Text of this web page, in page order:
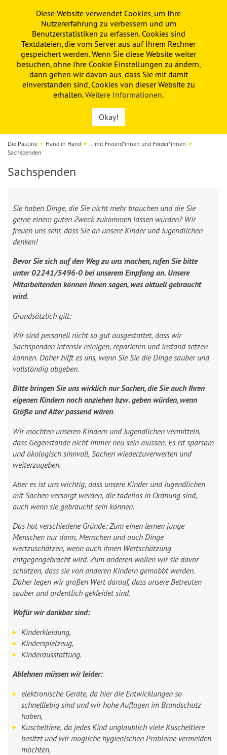
PAULINE KITA FÖRDERVEREIN
Die Pauline Hand in Hand
… mit Freund*innen und Förder*innen
Sachspenden
Sachspenden
Sie haben Dinge, die Sie nicht mehr brauchen und die Sie
gerne einem guten Zweck zukommen lassen würden? Wir
freuen uns sehr, dass Sie an unsere Kinder und Jugendlichen
denken!
Bevor Sie sich auf den Weg zu uns machen, rufen Sie bitte
unter 02241/5496-0 bei unserem Empfang an. Unsere
Mitarbeitenden können Ihnen sagen, was aktuell gebraucht
wird.
Grundsätzlich gilt:
Wir sind personell nicht so gut ausgestattet, dass wir
Sachspenden intensiv reinigen, reparieren und instand setzen
können. Daher hilft es uns, wenn Sie Sie die Dinge sauber und
vollständig abgeben.
Bitte bringen Sie uns wirklich nur Sachen, die Sie auch Ihren
eigenen Kindern noch anziehen bzw. geben würden, wenn
Größe und Alter passend wären.
Wir möchten unseren Kindern und Jugendlichen vermitteln,
dass Gegenstände nicht immer neu sein müssen. Es ist sparsam
und ökologisch sinnvoll, Sachen wiederzuverwerten und
weiterzugeben.
Aber es ist uns wichtig, dass unsere Kinder und Jugendlichen
mit Sachen versorgt werden, die tadellos in Ordnung sind,
auch wenn sie gebraucht sein können.
Das hat verschiedene Gründe: Zum einen lernen junge
Menschen nur dann, Menschen und auch Dinge
wertzuschätzen, wenn auch ihnen Wertschätzung
entgegengebracht wird. Zum anderen wollen wir sie davor
schützen, dass sie von anderen Kindern gemobbt werden.
Daher legen wir großen Wert darauf, dass unsere Betreuten
sauber und ordentlich gekleidet sind.
Wofür wir dankbar sind:
Kinderkleidung,
Kinderspielzeug,
Kinderausstattung.
Ablehnen müssen wir leider:
elektronische Geräte, da hier die Entwicklungen so
schnelllebig sind und wir hohe Auflagen im Brandschutz
haben,
Kuscheltiere, da jedes Kind unglaublich viele Kuscheltiere
besitzt und wir mögliche hygienischen Probleme vermeiden
möchten,
Diese Website verwendet Cookies, um Ihre
Nutzererfahrung zu verbessern und um
Benutzerstatistiken zu erfassen. Cookies sind
Textdateien, die vom Server aus auf Ihrem Rechner
gespeichert werden. Wenn Sie diese Website weiter
besuchen, ohne Ihre Cookie Einstellungen zu ändern,
dann gehen wir davon aus, dass Sie mit damit
einverstanden sind, Cookies von dieser Website zu
erhalten.Weitere Informationen.
Okay!